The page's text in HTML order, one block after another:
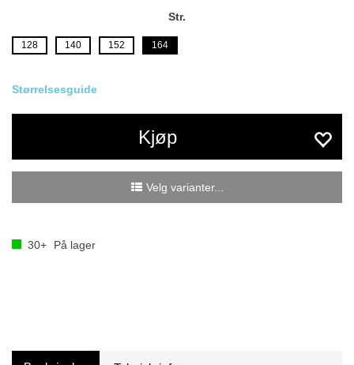
Str.
128 140 152 164
Størrelsesguide
Kjøp
Velg varianter...
30+ På lager